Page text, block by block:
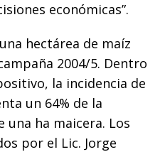
económicas”.
hectárea de maíz
2004/5. Dentro
la incidencia de
un 64% de la
ha maicera. Los
por el Lic. Jorge